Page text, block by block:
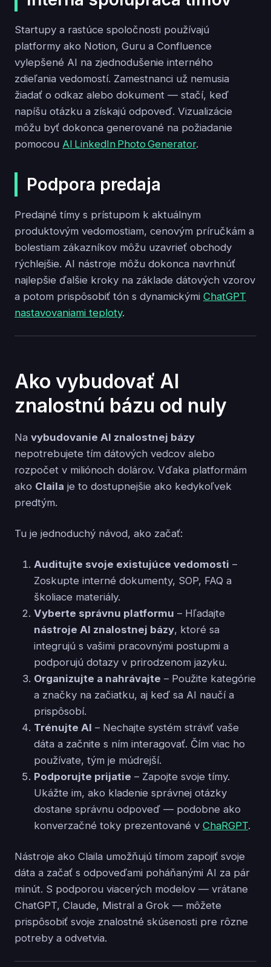
Startupy a rastúce spoločnosti používajú
platformy ako Notion, Guru a Confluence
vylepšené AI na zjednodušenie interného
zdieľania vedomostí. Zamestnanci už nemusia
žiadať o odkaz alebo dokument — stačí, keď
napíšu otázku a získajú odpoveď. Vizualizácie
môžu byť dokonca generované na požiadanie
pomocou AI LinkedIn Photo Generator.
Podpora predaja
Predajné tímy s prístupom k aktuálnym
produktovým vedomostiam, cenovým príručkám a
bolestiam zákazníkov môžu uzavrieť obchody
rýchlejšie. AI nástroje môžu dokonca navrhnúť
najlepšie ďalšie kroky na základe dátových vzorov
a potom prispôsobiť tón s dynamickými ChatGPT
nastavovaniami teploty.
Ako vybudovať AI
znalostnú bázu od nuly
Na vybudovanie AI znalostnej bázy
nepotrebujete tím dátových vedcov alebo
rozpočet v miliónoch dolárov. Vďaka platformám
ako Claila je to dostupnejšie ako kedykoľvek
predtým.
Tu je jednoduchý návod, ako začať:
Auditujte svoje existujúce vedomosti –
Zoskupte interné dokumenty, SOP, FAQ a
školiace materiály.
Vyberte správnu platformu – Hľadajte
nástroje AI znalostnej bázy, ktoré sa
integrujú s vašimi pracovnými postupmi a
podporujú dotazy v prirodzenom jazyku.
Organizujte a nahrávajte – Použite kategórie
a značky na začiatku, aj keď sa AI naučí a
prispôsobí.
Trénujte AI – Nechajte systém stráviť vaše
dáta a začnite s ním interagovať. Čím viac ho
používate, tým je múdrejší.
Podporujte prijatie – Zapojte svoje tímy.
Ukážte im, ako kladenie správnej otázky
dostane správnu odpoveď — podobne ako
konverzačné toky prezentované v ChaRGPT.
Nástroje ako Claila umožňujú tímom zapojiť svoje
dáta a začať s odpoveďami poháňanými AI za pár
minút. S podporou viacerých modelov — vrátane
ChatGPT, Claude, Mistral a Grok — môžete
prispôsobiť svoje znalostné skúsenosti pre rôzne
potreby a odvetvia.